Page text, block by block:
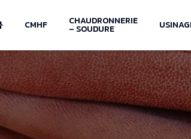
CMHF CHAUDRONNERIE
– SOUDURE